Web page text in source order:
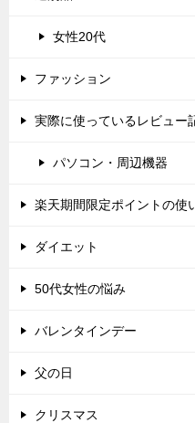
女性20代
ファッション
実際に使っているレビュー
パソコン・周辺機器
楽天期間限定ポイントの使
ダイエット
50代女性の悩み
バレンタインデー
父の日
クリスマス